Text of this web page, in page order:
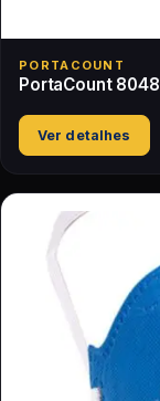
PORTACOUNT
PortaCount 8048
Ver detalhes